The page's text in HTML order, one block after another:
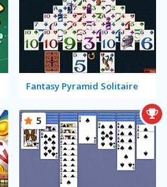
Fantasy Pyramid Solitaire
5